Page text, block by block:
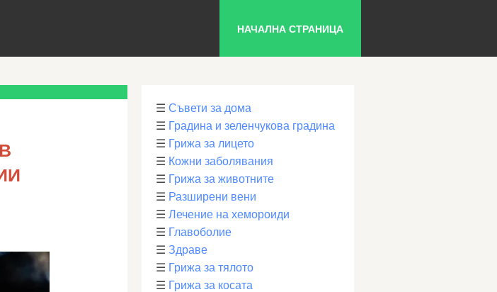
НАЧАЛНА СТРАНИЦА
☰ Съвети за дома
☰ Градина и зеленчукова градина
☰ Грижа за лицето
☰ Кожни заболявания
☰ Грижа за животните
☰ Разширени вени
☰ Лечение на хемороиди
☰ Главоболие
☰ Здраве
☰ Грижа за тялото
☰ Грижа за косата